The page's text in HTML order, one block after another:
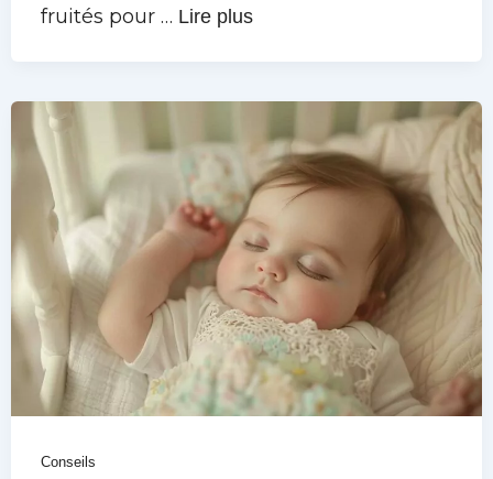
fruités pour … Lire plus
Conseils